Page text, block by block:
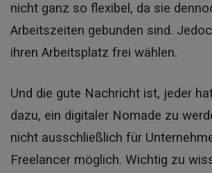
nicht ganz so flexibel, da sie
Arbeitszeiten gebunden sind.
ihren Arbeitsplatz frei wählen.
Und die gute Nachricht ist, jeder
dazu, ein digitaler Nomade zu
nicht ausschließlich für
Freelancer möglich. Wichtig zu